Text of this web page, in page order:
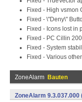
Fixed - High vsmon
Fixed - \"Deny\"
Fixed - Icons lost in
Fixed - PC Cillin
Fixed - System
Fixed - Various
ZoneAlarm Bauten
ZoneAlarm 9.3.037.000